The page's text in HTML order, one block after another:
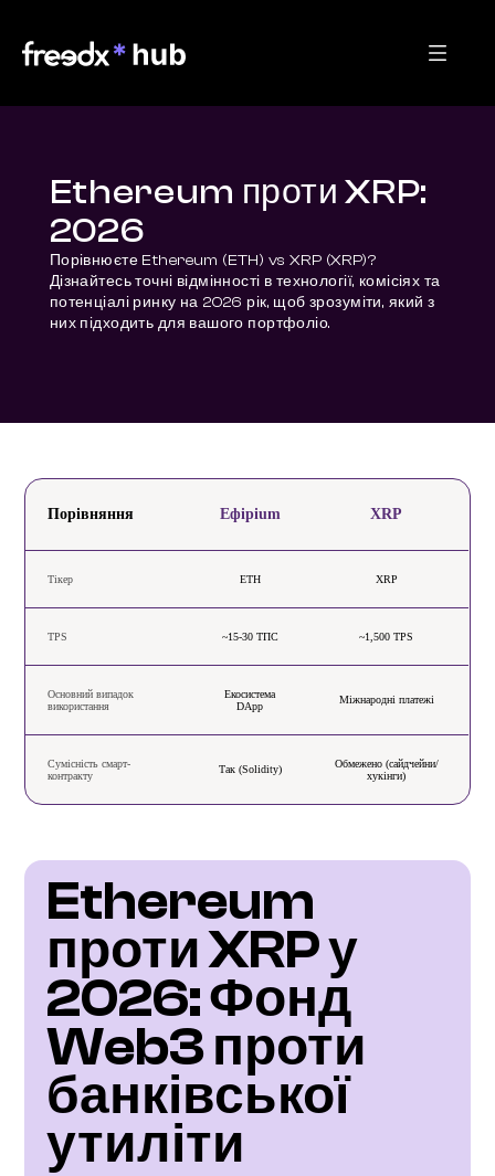
Ethereum проти XRP:
2026
Порівнюєте Ethereum (ETH) vs XRP (XRP)?
Дізнайтесь точні відмінності в технології, комісіях та
потенціалі ринку на 2026 рік, щоб зрозуміти, який з
них підходить для вашого портфоліо.
Порівняння Ефірium XRP
Тікер ETH XRP
TPS ~15-30 ТПС ~1,500 TPS
Основний випадок
використання
Екосистема
DApp
Міжнародні платежі
Сумісність смарт-
контракту
Так (Solidity)
Обмежено (сайдчейни/
хукінги)
Ethereum
проти XRP у
2026: Фонд
Web3 проти
банківської
утиліти